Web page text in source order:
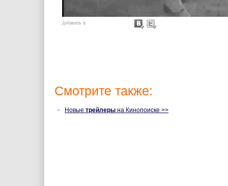
добавить в:
Смотрите также:
Новые трейлеры на Кинопоиске >>